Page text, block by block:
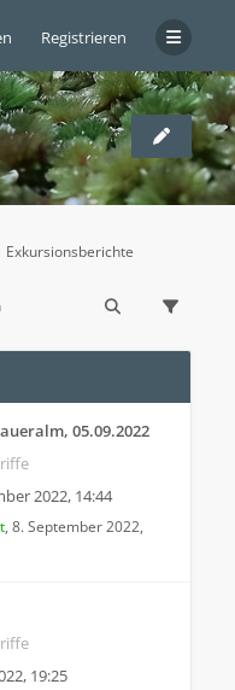
Registrieren
Exkursionsberichte
05.09.2022
2022, 14:44
, 8. September 2022,
19:25